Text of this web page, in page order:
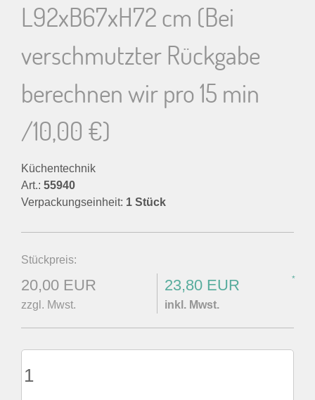
L92xB67xH72 cm (Bei
verschmutzter Rückgabe
berechnen wir pro 15 min
/10,00 €)
Küchentechnik
Art.: 55940
Verpackungseinheit: 1 Stück
Stückpreis:
20,00 EUR
zzgl. Mwst.
23,80 EUR *
inkl. Mwst.